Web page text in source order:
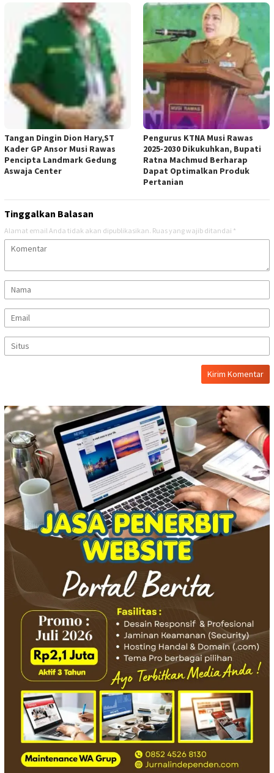
Tangan Dingin Dion Hary,ST
Kader GP Ansor Musi Rawas
Pencipta Landmark Gedung
Aswaja Center
Pengurus KTNA Musi Rawas
2025-2030 Dikukuhkan, Bupati
Ratna Machmud Berharap
Dapat Optimalkan Produk
Pertanian
Tinggalkan Balasan
Alamat email Anda tidak akan dipublikasikan. Ruas yang wajib ditandai *